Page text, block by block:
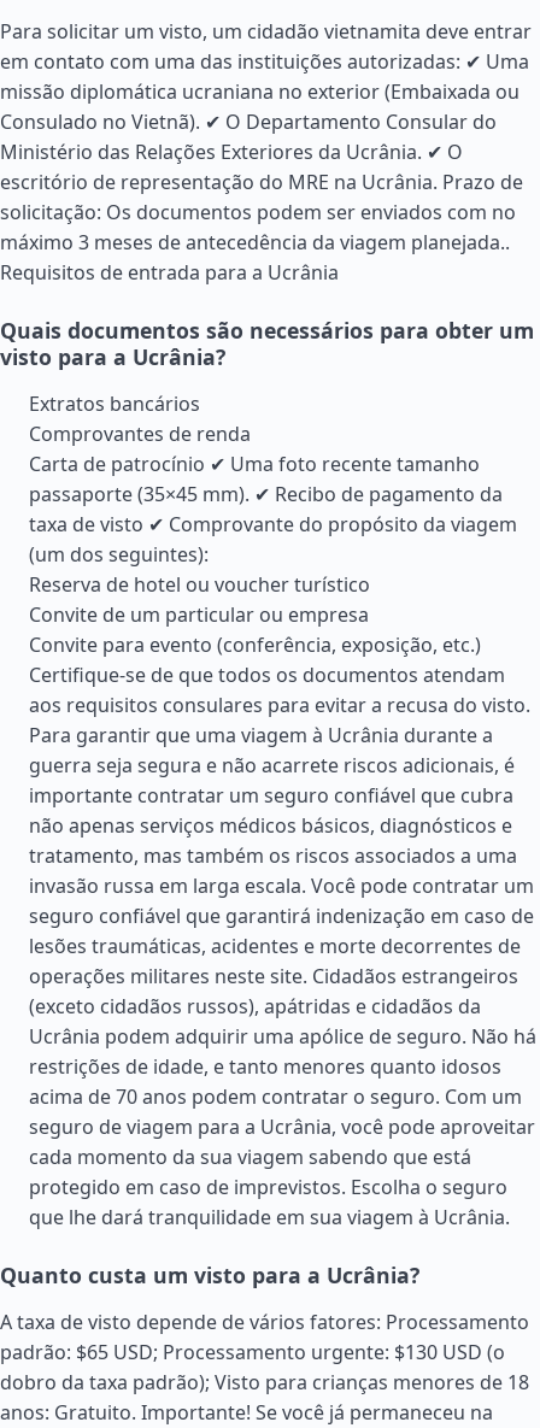
Para solicitar um visto, um cidadão vietnamita deve entrar
em contato com uma das instituições autorizadas: ✔ Uma
missão diplomática ucraniana no exterior (Embaixada ou
Consulado no Vietnã). ✔ O Departamento Consular do
Ministério das Relações Exteriores da Ucrânia. ✔ O
escritório de representação do MRE na Ucrânia. Prazo de
solicitação: Os documentos podem ser enviados com no
máximo 3 meses de antecedência da viagem planejada..
Requisitos de entrada para a Ucrânia
Quais documentos são necessários para obter um
visto para a Ucrânia?
Extratos bancários
Comprovantes de renda
Carta de patrocínio ✔ Uma foto recente tamanho
passaporte (35×45 mm). ✔ Recibo de pagamento da
taxa de visto ✔ Comprovante do propósito da viagem
(um dos seguintes):
Reserva de hotel ou voucher turístico
Convite de um particular ou empresa
Convite para evento (conferência, exposição, etc.)
Certifique-se de que todos os documentos atendam
aos requisitos consulares para evitar a recusa do visto.
Para garantir que uma viagem à Ucrânia durante a
guerra seja segura e não acarrete riscos adicionais, é
importante contratar um seguro confiável que cubra
não apenas serviços médicos básicos, diagnósticos e
tratamento, mas também os riscos associados a uma
invasão russa em larga escala. Você pode contratar um
seguro confiável que garantirá indenização em caso de
lesões traumáticas, acidentes e morte decorrentes de
operações militares neste site. Cidadãos estrangeiros
(exceto cidadãos russos), apátridas e cidadãos da
Ucrânia podem adquirir uma apólice de seguro. Não há
restrições de idade, e tanto menores quanto idosos
acima de 70 anos podem contratar o seguro. Com um
seguro de viagem para a Ucrânia, você pode aproveitar
cada momento da sua viagem sabendo que está
protegido em caso de imprevistos. Escolha o seguro
que lhe dará tranquilidade em sua viagem à Ucrânia.
Quanto custa um visto para a Ucrânia?
A taxa de visto depende de vários fatores: Processamento
padrão: $65 USD; Processamento urgente: $130 USD (o
dobro da taxa padrão); Visto para crianças menores de 18
anos: Gratuito. Importante! Se você já permaneceu na